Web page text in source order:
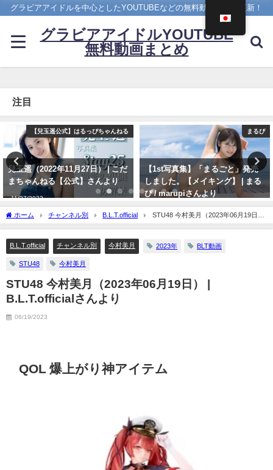
グラビアアイドルを中心としたYOUTUBEなどの無料動画を日々更新！
グラビアアイドルYOUTUBE
無料動画まとめ
注目
まるぴ
【1st写真集】「まるごと」発売
しました。【メイキング】 | まる
ぴ / marupiさんより
メイキング
菊地姫奈 - 【2023/12/18発売！週
プレNo.1・2付録DVDチラ見せ
♪】『グラジャパ！』ならDVDが
視聴できる♪ #菊地姫奈 Hina
Kikuchi（2023年12月15日） | 週
プレChannel【集英社 週刊プレイ
ボーイ公式】さんより
ホーム チャンネル別 B.L.T.official
STU48 今村美月（2023年06月19日）
| B.L.T.officialさんより
B.L.T.official チャンネル別 今村美月 2023年 BLT動画
STU48 今村美月
STU48 今村美月（2023年06月19日） |
B.L.T.officialさんより
06/19/2023
QOL 爆上がり神アイテム